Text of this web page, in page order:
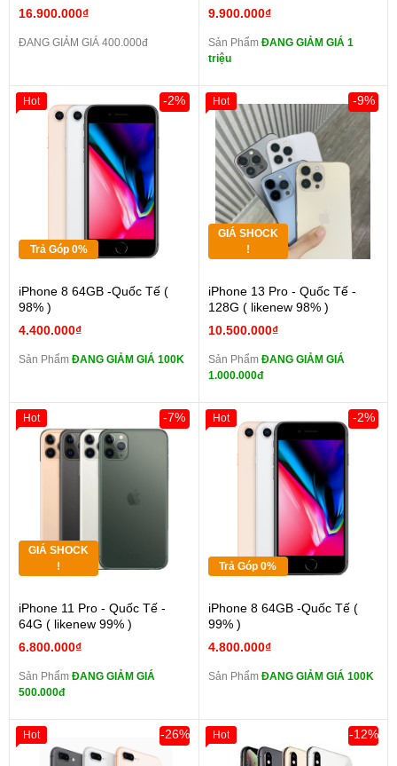
16.900.000₫
ĐANG GIẢM GIÁ 400.000đ
9.900.000₫
Sản Phẩm ĐANG GIẢM GIÁ 1
triệu
Trả Góp 0%
iPhone 8 64GB -Quốc Tế (
98% )
4.400.000₫
-2%
Sản Phẩm ĐANG GIẢM GIÁ 100K
Hot
GIÁ SHOCK
!
iPhone 13 Pro - Quốc Tế -
128G ( likenew 98% )
10.500.000₫
-9%
Sản Phẩm ĐANG GIẢM GIÁ
1.000.000đ
Hot
GIÁ SHOCK
!
iPhone 11 Pro - Quốc Tế -
64G ( likenew 99% )
6.800.000₫
-7%
Sản Phẩm ĐANG GIẢM GIÁ
500.000đ
Hot
Trả Góp 0%
iPhone 8 64GB -Quốc Tế (
99% )
4.800.000₫
-2%
Sản Phẩm ĐANG GIẢM GIÁ 100K
Hot
-26%
Hot -12%
Hot